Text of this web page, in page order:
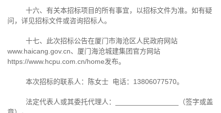
十六、有关本招标项目的所有事宜，以招标文件为准。如有疑
问，详见招标文件或咨询招标人。
十七、此次招标公告在厦门市海沧区人民政府网站
www.haicang.gov.cn、厦门海沧城建集团官方网站
https://www.hcpu.com.cn/home发布。
本次招标的联系人：陈女士 电话： 13806077570。
法定代表人或其委托代理人：
（签字或盖